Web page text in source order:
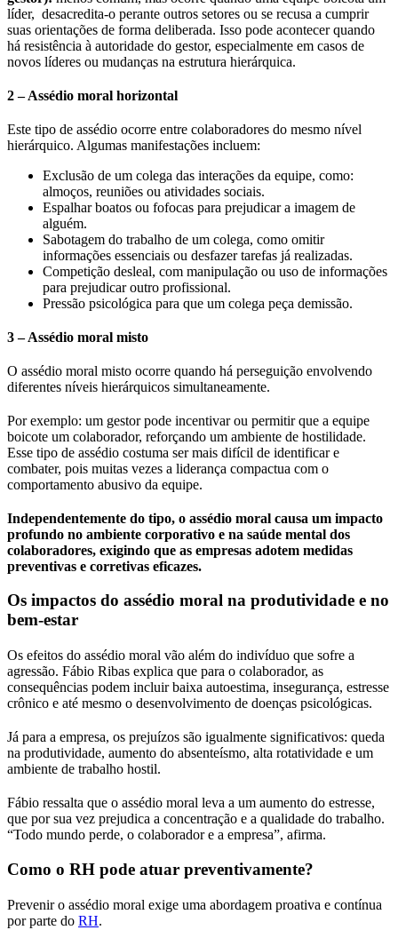
líder, desacredita-o perante outros setores ou se recusa a cumprir
suas orientações de forma deliberada. Isso pode acontecer quando
há resistência à autoridade do gestor, especialmente em casos de
novos líderes ou mudanças na estrutura hierárquica.
2 – Assédio moral horizontal
Este tipo de assédio ocorre entre colaboradores do mesmo nível
hierárquico. Algumas manifestações incluem:
Exclusão de um colega das interações da equipe, como:
almoços, reuniões ou atividades sociais.
Espalhar boatos ou fofocas para prejudicar a imagem de
alguém.
Sabotagem do trabalho de um colega, como omitir
informações essenciais ou desfazer tarefas já realizadas.
Competição desleal, com manipulação ou uso de informações
para prejudicar outro profissional.
Pressão psicológica para que um colega peça demissão.
3 – Assédio moral misto
O assédio moral misto ocorre quando há perseguição envolvendo
diferentes níveis hierárquicos simultaneamente.
Por exemplo: um gestor pode incentivar ou permitir que a equipe
boicote um colaborador, reforçando um ambiente de hostilidade.
Esse tipo de assédio costuma ser mais difícil de identificar e
combater, pois muitas vezes a liderança compactua com o
comportamento abusivo da equipe.
Independentemente do tipo, o assédio moral causa um impacto
profundo no ambiente corporativo e na saúde mental dos
colaboradores, exigindo que as empresas adotem medidas
preventivas e corretivas eficazes.
Os impactos do assédio moral na produtividade e no
bem-estar
Os efeitos do assédio moral vão além do indivíduo que sofre a
agressão. Fábio Ribas explica que para o colaborador, as
consequências podem incluir baixa autoestima, insegurança, estresse
crônico e até mesmo o desenvolvimento de doenças psicológicas.
Já para a empresa, os prejuízos são igualmente significativos: queda
na produtividade, aumento do absenteísmo, alta rotatividade e um
ambiente de trabalho hostil.
Fábio ressalta que o assédio moral leva a um aumento do estresse,
que por sua vez prejudica a concentração e a qualidade do trabalho.
“Todo mundo perde, o colaborador e a empresa”, afirma.
Como o RH pode atuar preventivamente?
Prevenir o assédio moral exige uma abordagem proativa e contínua
por parte do RH.